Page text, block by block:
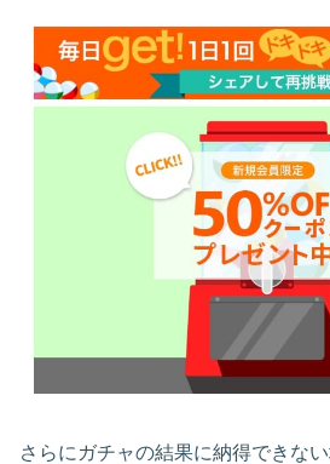
さらにガチャの結果に納得できな